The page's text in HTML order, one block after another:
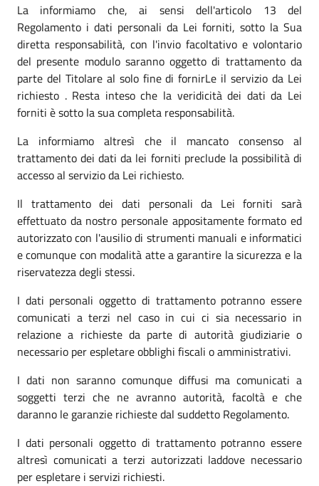
La informiamo che, ai sensi dell'articolo 13 del
Regolamento i dati personali da Lei forniti, sotto la Sua
diretta responsabilità, con l'invio facoltativo e volontario
del presente modulo saranno oggetto di trattamento da
parte del Titolare al solo fine di fornirLe il servizio da Lei
richiesto . Resta inteso che la veridicità dei dati da Lei
forniti è sotto la sua completa responsabilità.
La informiamo altresì che il mancato consenso al
trattamento dei dati da lei forniti preclude la possibilità di
accesso al servizio da Lei richiesto.
Il trattamento dei dati personali da Lei forniti sarà
effettuato da nostro personale appositamente formato ed
autorizzato con l'ausilio di strumenti manuali e informatici
e comunque con modalità atte a garantire la sicurezza e la
riservatezza degli stessi.
I dati personali oggetto di trattamento potranno essere
comunicati a terzi nel caso in cui ci sia necessario in
relazione a richieste da parte di autorità giudiziarie o
necessario per espletare obblighi fiscali o amministrativi.
I dati non saranno comunque diffusi ma comunicati a
soggetti terzi che ne avranno autorità, facoltà e che
daranno le garanzie richieste dal suddetto Regolamento.
I dati personali oggetto di trattamento potranno essere
altresì comunicati a terzi autorizzati laddove necessario
per espletare i servizi richiesti.